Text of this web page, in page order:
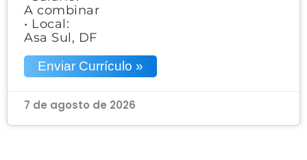
A combinar
• Local:
Asa Sul, DF
Enviar Currículo »
7 de agosto de 2026